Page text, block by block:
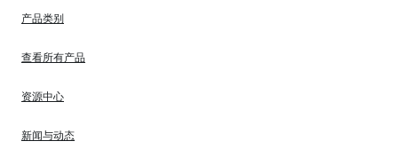
产品类别
查看所有产品
资源中心
新闻与动态